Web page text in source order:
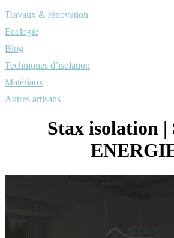
Travaux & rénovation
Ecologie
Blog
Techniques d’isolation
Matériaux
Autres artisans
Stax isolation |